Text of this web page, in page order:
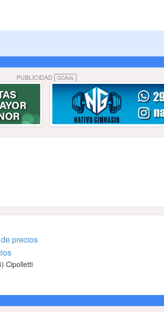
PUBLICIDAD GCAds
precios
Cipolletti